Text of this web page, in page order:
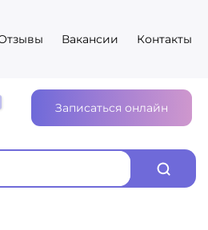
Вакансии Контакты
Записаться онлайн